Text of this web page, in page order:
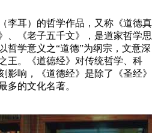
李耳）的哲学作品，又称《道德真
、《老子五千文》，是道家哲学思
哲学意义之“道德”为纲宗，文意深
王。《道德经》对传统哲学、科
影响，《道德经》是除了《圣经》
多的文化名著。